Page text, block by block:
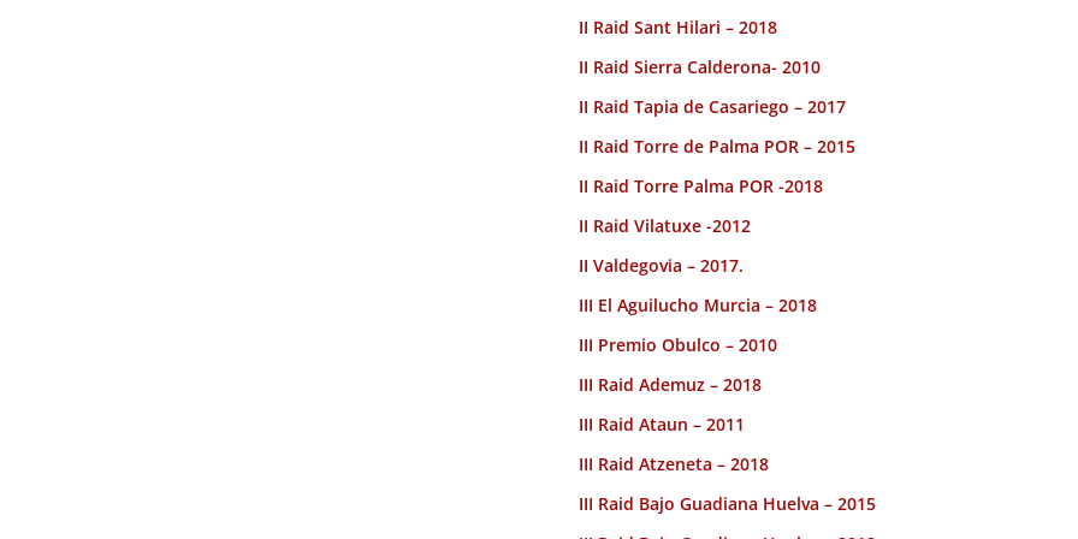
II Raid Sant Hilari – 2018
II Raid Sierra Calderona- 2010
II Raid Tapia de Casariego – 2017
II Raid Torre de Palma POR – 2015
II Raid Torre Palma POR -2018
II Raid Vilatuxe -2012
II Valdegovia – 2017.
III El Aguilucho Murcia – 2018
III Premio Obulco – 2010
III Raid Ademuz – 2018
III Raid Ataun – 2011
III Raid Atzeneta – 2018
III Raid Bajo Guadiana Huelva – 2015